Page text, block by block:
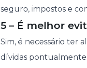
seguro, impostos e
5 – É melhor
Sim, é necessário ter
dívidas